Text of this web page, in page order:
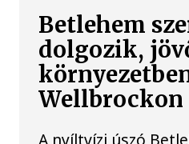
Betlehem
dolgozik,
Wellbrockon
A nyíltvízi úszó